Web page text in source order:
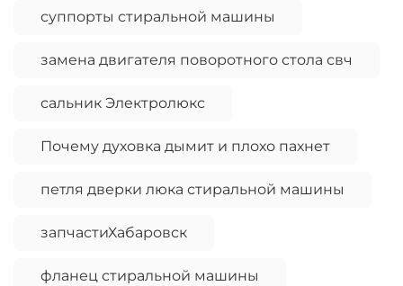
суппорты стиральной машины
замена двигателя поворотного стола свч
сальник Электролюкс
Почему духовка дымит и плохо пахнет
петля дверки люка стиральной машины
запчастиХабаровск
фланец стиральной машины